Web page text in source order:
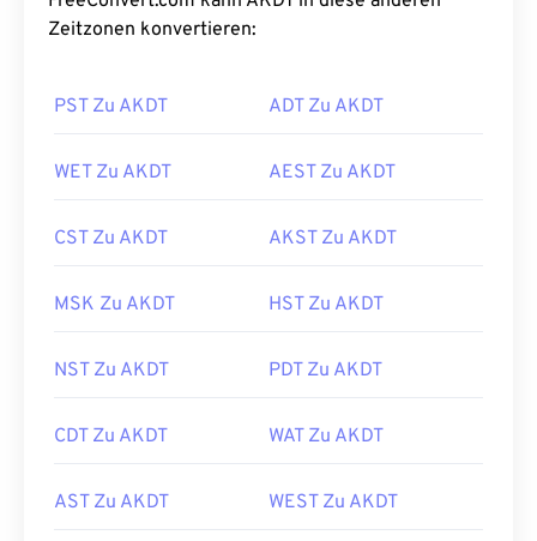
Zeitzonen konvertieren:
PST Zu AKDT ADT Zu AKDT
WET Zu AKDT AEST Zu AKDT
CST Zu AKDT AKST Zu AKDT
MSK Zu AKDT HST Zu AKDT
NST Zu AKDT PDT Zu AKDT
CDT Zu AKDT WAT Zu AKDT
AST Zu AKDT WEST Zu AKDT